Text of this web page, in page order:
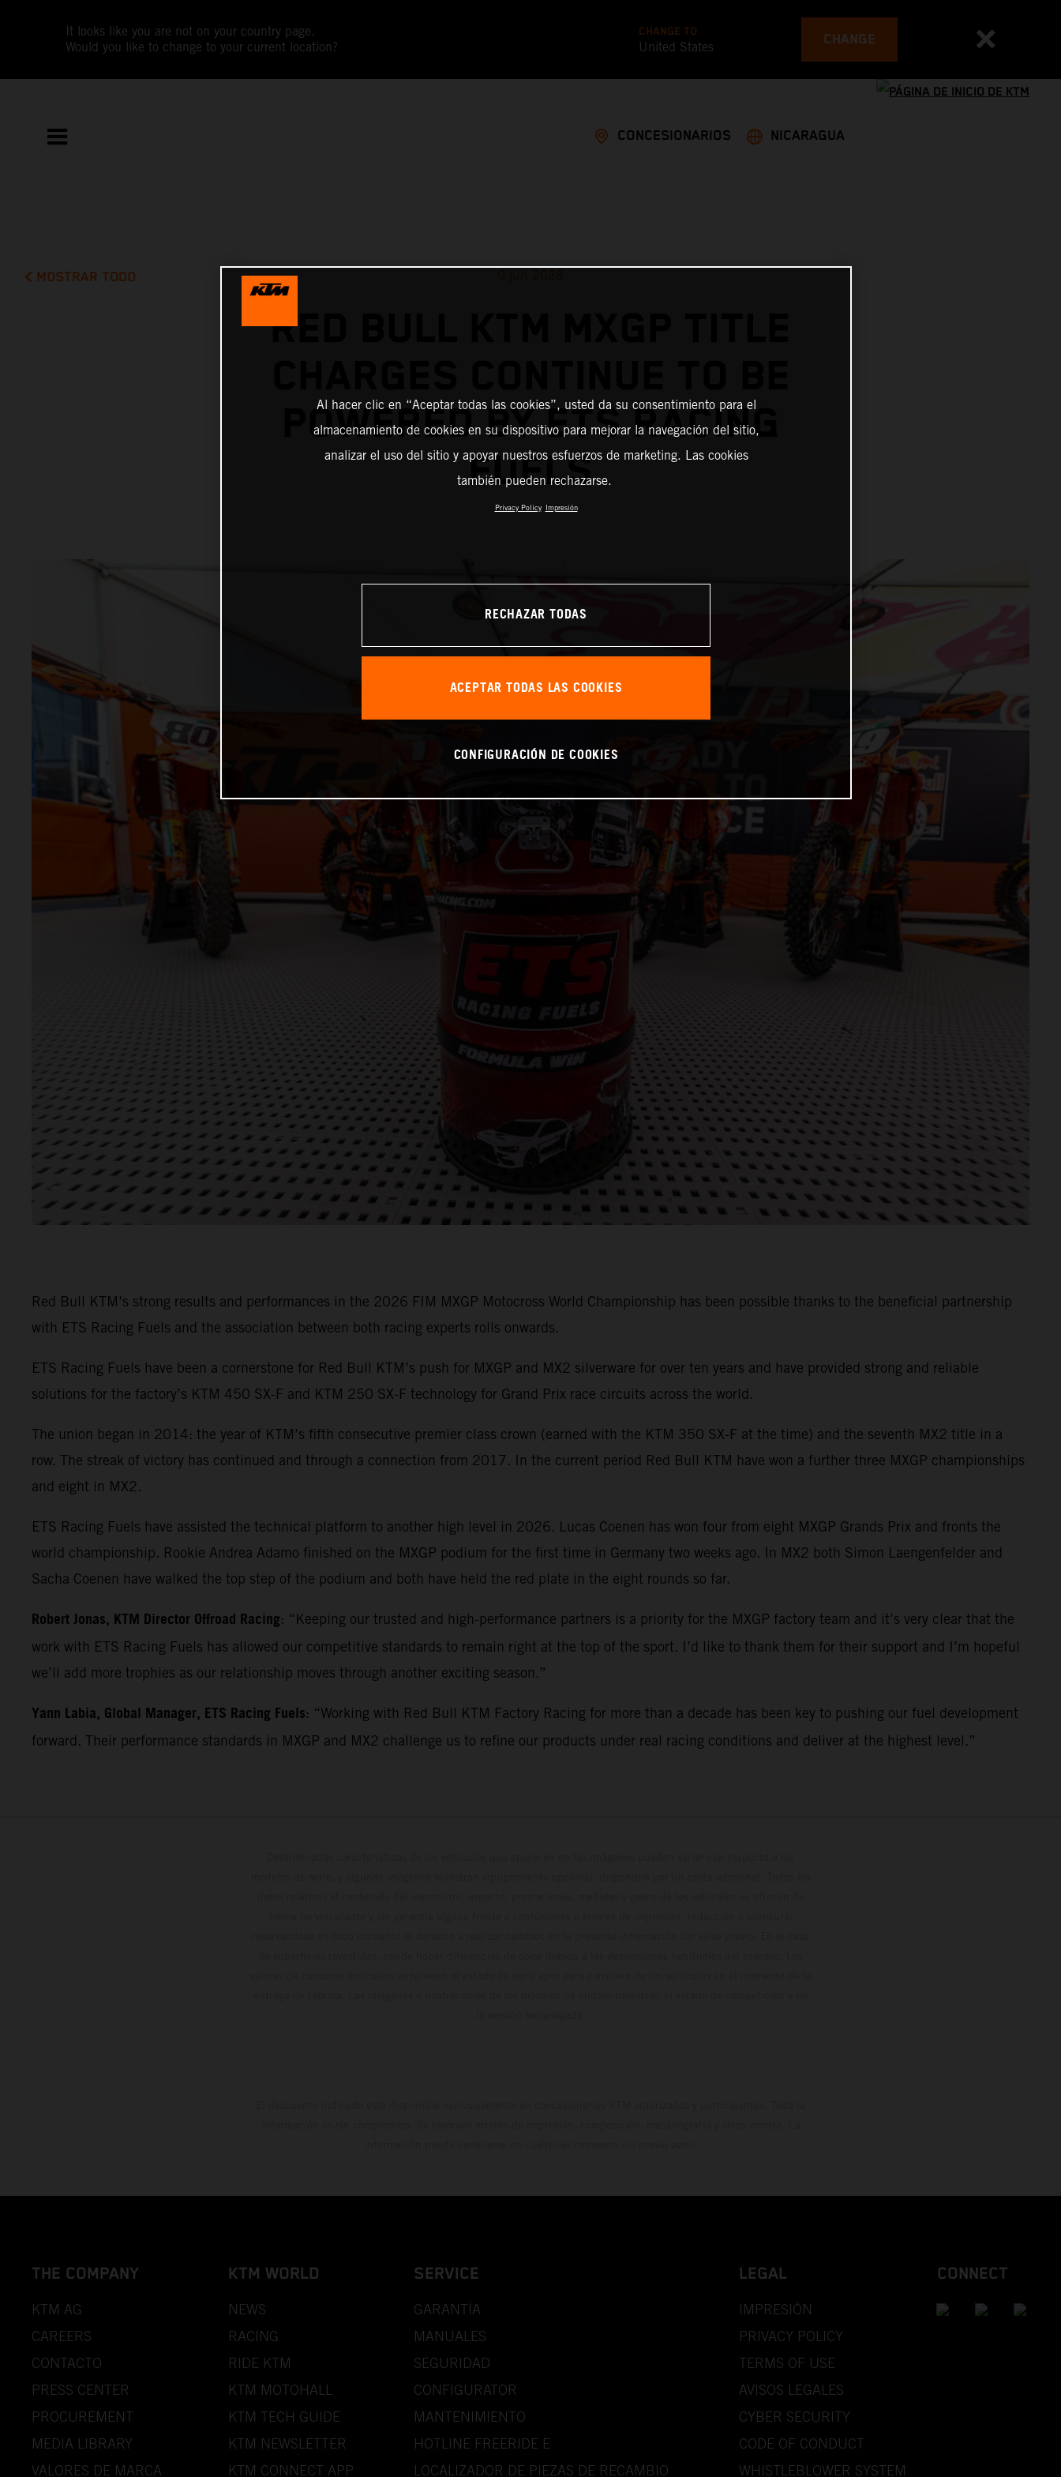
It looks like you are not on your country page.
Would you like to change to your current location?
CHANGE TO
United States CHANGE
CONCESIONARIOS NICARAGUA
MOSTRAR TODO
RED BULL KTM MXGP TITLE
POWERED BY ETS RACING
FUELS
Red Bull KTM’s strong results and performances in the 2026 FIM MXGP Motocross World Championship has been possible thanks to the beneficial partnership
with ETS Racing Fuels and the association between both racing experts rolls onwards.
ETS Racing Fuels have been a cornerstone for Red Bull KTM’s push for MXGP and MX2 silverware for over ten years and have provided strong and reliable
solutions for the factory’s KTM 450 SX-F and KTM 250 SX-F technology for Grand Prix race circuits across the world.
The union began in 2014: the year of KTM’s fifth consecutive premier class crown (earned with the KTM 350 SX-F at the time) and the seventh MX2 title in a
row. The streak of victory has continued and through a connection from 2017. In the current period Red Bull KTM have won a further three MXGP championships
and eight in MX2.
ETS Racing Fuels have assisted the technical platform to another high level in 2026. Lucas Coenen has won four from eight MXGP Grands Prix and fronts the
world championship. Rookie Andrea Adamo finished on the MXGP podium for the first time in Germany two weeks ago. In MX2 both Simon Laengenfelder and
Sacha Coenen have walked the top step of the podium and both have held the red plate in the eight rounds so far.
Robert Jonas, KTM Director Offroad Racing: “Keeping our trusted and high-performance partners is a priority for the MXGP factory team and it’s very clear that the
work with ETS Racing Fuels has allowed our competitive standards to remain right at the top of the sport. I’d like to thank them for their support and I’m hopeful
we’ll add more trophies as our relationship moves through another exciting season.”
Yann Labia, Global Manager, ETS Racing Fuels: “Working with Red Bull KTM Factory Racing for more than a decade has been key to pushing our fuel development
forward. Their performance standards in MXGP and MX2 challenge us to refine our products under real racing conditions and deliver at the highest level.”
THE COMPANY
KTM AG
CAREERS
CONTACTO
PRESS CENTER
PROCUREMENT
MEDIA LIBRARY
VALORES DE MARCA
KTM WORLD
NEWS
RACING
RIDE KTM
KTM MOTOHALL
KTM TECH GUIDE
KTM NEWSLETTER
KTM CONNECT APP
SERVICE
GARANTÍA
MANUALES
SEGURIDAD
CONFIGURATOR
MANTENIMIENTO
HOTLINE FREERIDE E
LOCALIZADOR DE PIEZAS DE RECAMBIO
LEGAL
IMPRESIÓN
PRIVACY POLICY
TERMS OF USE
AVISOS LEGALES
CYBER SECURITY
CODE OF CONDUCT
WHISTLEBLOWER SYSTEM
CONNECT
Al hacer clic en “Aceptar todas las cookies”, usted da su consentimiento para el
almacenamiento de cookies en su dispositivo para mejorar la navegación del sitio,
analizar el uso del sitio y apoyar nuestros esfuerzos de marketing. Las cookies
también pueden rechazarse.
Privacy Policy Impresión
RECHAZAR TODAS
ACEPTAR TODAS LAS COOKIES
CONFIGURACIÓN DE COOKIES